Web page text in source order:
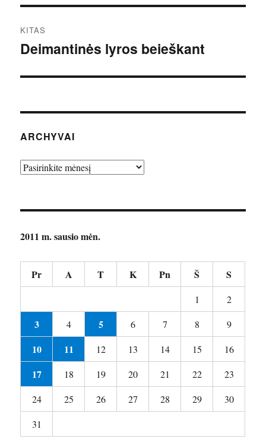
KITAS
Kitas
Deimantinės lyros beieškant
ARCHYVAI
Archyvai
2011 m. sausio mėn.
Pr A T K Pn Š S
1 2
3 4 5 6 7 8 9
10 11 12 13 14 15 16
17 18 19 20 21 22
23
24
25 26 27 28 29
30
31